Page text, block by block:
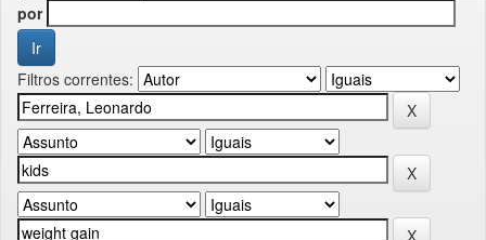
por
Filtros correntes: